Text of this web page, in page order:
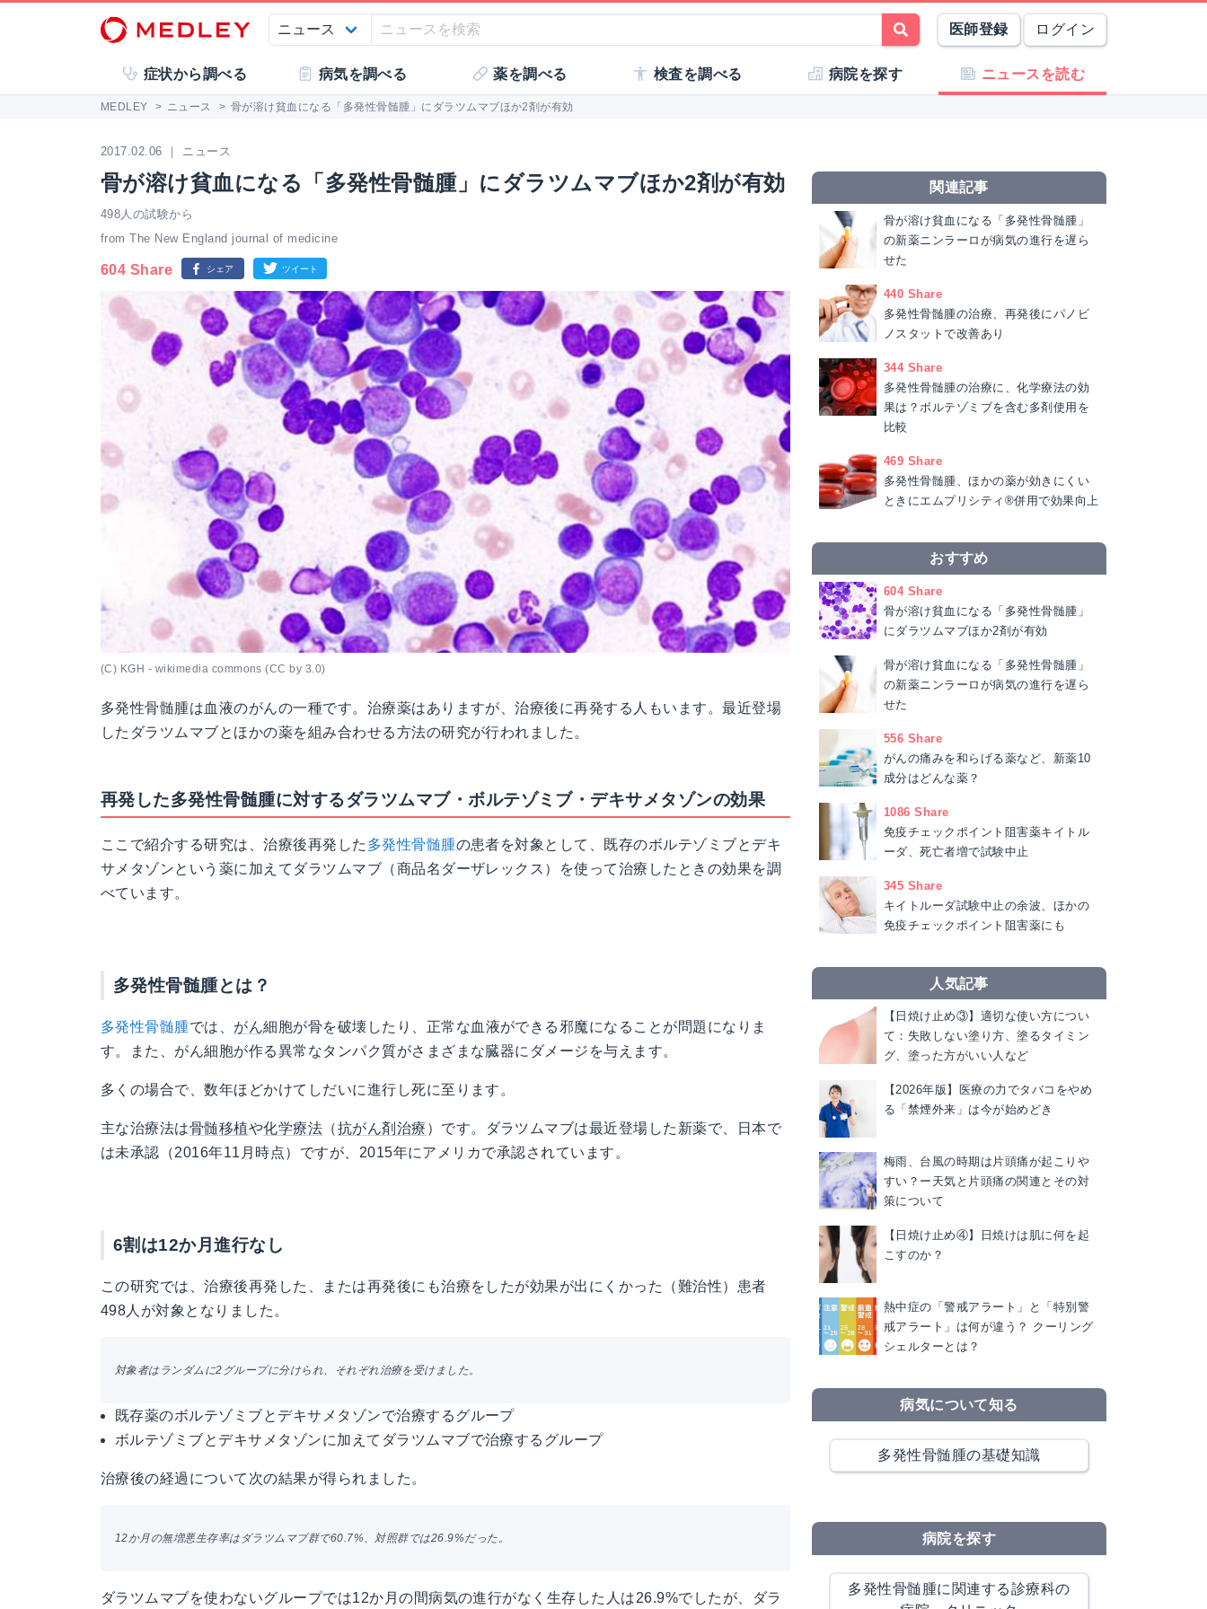
医師登録 ログイン
症状から調べる 病気を調べる 薬を調べる 検査を調べる 病院を探す ニュースを読む
MEDLEY > ニュース > 骨が溶け貧血になる「多発性骨髄腫」にダラツムマブほか2剤が有効
2017.02.06 ｜ ニュース
骨が溶け貧血になる「多発性骨髄腫」にダラツムマブほか2剤が有効
498人の試験から
from The New England journal of medicine
604 Share
(C) KGH - wikimedia commons (CC by 3.0)
多発性骨髄腫は血液のがんの一種です。治療薬はありますが、治療後に再発する人もいます。最近登場
したダラツムマブとほかの薬を組み合わせる方法の研究が行われました。
再発した多発性骨髄腫に対するダラツムマブ・ボルテゾミブ・デキサメタゾンの効果
ここで紹介する研究は、治療後再発した 多発性骨髄腫の患者を対象として、既存のボルテゾミブとデキ
サメタゾンという薬に加えてダラツムマブ（商品名ダーザレックス）を使って治療したときの効果を調
べています。
多発性骨髄腫とは？
多発性骨髄腫では、 がん細胞が骨を破壊したり、正常な血液ができる邪魔になることが問題になりま
す。また、がん細胞が作る異常なタンパク質がさまざまな臓器にダメージを与えます。
多くの場合で、数年ほどかけてしだいに進行し死に至ります。
主な治療法は骨髄移植や化学療法 （抗がん剤治療 ）です。ダラツムマブは最近登場した新薬で、日本で
は未承認（2016年11月時点）ですが、2015年にアメリカで承認されています。
6割は12か月進行なし
この研究では、治療後再発した、または再発後にも治療をしたが効果が出にくかった（難治性）患者
498人が対象となりました。
対象者はランダムに2グループに分けられ、それぞれ治療を受けました。
既存薬のボルテゾミブとデキサメタゾンで治療するグループ
ボルテゾミブとデキサメタゾンに加えてダラツムマブで治療するグループ
治療後の経過について次の結果が得られました。
12か月の無増悪生存率はダラツムマブ群で60.7%、対照群では26.9%だった。
ダラツムマブを使わないグループでは12か月の間病気の進行がなく生存した人は26.9%でしたが、ダラ
関連記事
骨が溶け貧血になる「多発性骨髄腫」
の新薬ニンラーロが病気の進行を遅ら
せた
440 Share
多発性骨髄腫の治療、再発後にパノビ
ノスタットで改善あり
344 Share
多発性骨髄腫の治療に、化学療法の効
果は？ボルテゾミブを含む多剤使用を
比較
469 Share
多発性骨髄腫、ほかの薬が効きにくい
ときにエムプリシティ®併用で効果向上
おすすめ
604 Share
骨が溶け貧血になる「多発性骨髄腫」
にダラツムマブほか2剤が有効
骨が溶け貧血になる「多発性骨髄腫」
の新薬ニンラーロが病気の進行を遅ら
せた
556 Share
がんの痛みを和らげる薬など、新薬10
成分はどんな薬？
1086 Share
免疫チェックポイント阻害薬キイトル
ーダ、死亡者増で試験中止
345 Share
キイトルーダ試験中止の余波、ほかの
免疫チェックポイント阻害薬にも
人気記事
【日焼け止め③】適切な使い方につい
て：失敗しない塗り方、塗るタイミン
グ、塗った方がいい人など
【2026年版】医療の力でタバコをやめ
る「禁煙外来」は今が始めどき
梅雨、台風の時期は片頭痛が起こりや
すい？ー天気と片頭痛の関連とその対
策について
【日焼け止め④】日焼けは肌に何を起
こすのか？
熱中症の「警戒アラート」と「特別警
戒アラート」は何が違う？ クーリング
シェルターとは？
病気について知る
多発性骨髄腫の基礎知識
病院を探す
多発性骨髄腫に関連する診療科の